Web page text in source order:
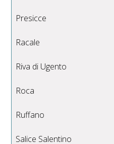
Presicce
Racale
Riva di Ugento
Roca
Ruffano
Salice Salentino